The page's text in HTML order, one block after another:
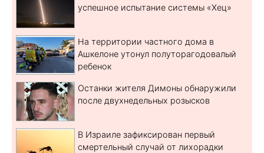
успешное испытание системы «Хец»
На территории частного дома в
Ашкелоне утонул полуторагодовалый
ребенок
Останки жителя Димоны обнаружили
после двухнедельных розысков
В Израиле зафиксирован первый
смертельный случай от лихорадки